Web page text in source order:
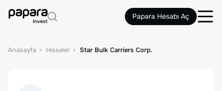
Papara Hesabı Aç
Anasayfa Hisseler Star Bulk Carriers Corp.